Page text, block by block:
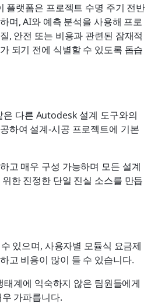
플랫폼은 프로젝트 수명 주기 전반
며, AI와 예측 분석을 사용해 프로
, 안전 또는 비용과 관련된 잠재적
되기 전에 식별할 수 있도록 돕습
은 다른 Autodesk 설계 도구와의
하여 설계-시공 프로젝트에 기본
고 매우 구성 가능하며 모든 설계
한 진정한 단일 진실 소스를 만듭
있으며, 사용자별 모듈식 요금제
고 비용이 많이 들 수 있습니다.
계에 익숙하지 않은 팀원들에게
가파릅니다.